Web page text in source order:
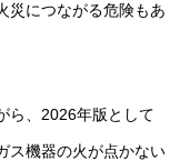
災につながる危険もあ
ら、2026年版として
ス機器の火が点かない